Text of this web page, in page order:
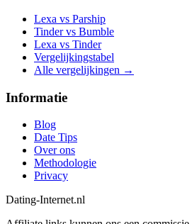
Lexa vs Parship
Tinder vs Bumble
Lexa vs Tinder
Vergelijkingstabel
Alle vergelijkingen →
Informatie
Blog
Date Tips
Over ons
Methodologie
Privacy
Dating-Internet.nl